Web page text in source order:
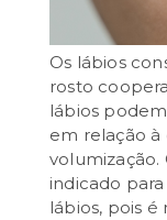
julho 18th,
Os lábios
rosto
lábios
em relação
volumização.
indicado
lábios, pois